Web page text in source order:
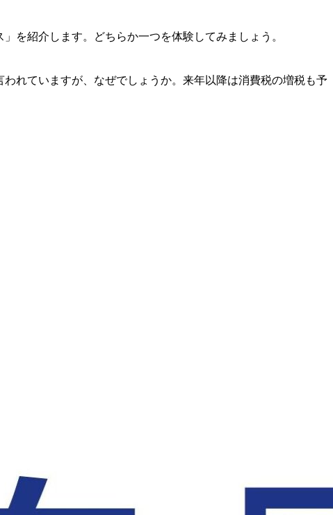
を紹介します。どちらか一つを体験してみましょう。
れていますが、なぜでしょうか。来年以降は消費税の増税も予